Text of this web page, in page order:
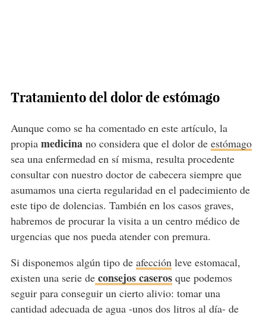
Tratamiento del dolor de estómago
Aunque como se ha comentado en este artículo, la
propia medicinano considera que el dolor de estómago
sea una enfermedad en sí misma, resulta procedente
consultar con nuestro doctor de cabecera siempre que
asumamos una cierta regularidad en el padecimiento de
este tipo de dolencias. También en los casos graves,
habremos de procurar la visita a un centro médico de
urgencias que nos pueda atender con premura.
Si disponemos algún tipo de afecciónleve estomacal,
existen una serie deconsejos caserosque podemos
seguir para conseguir un cierto alivio: tomar una
cantidad adecuada de agua -unos dos litros al día- de